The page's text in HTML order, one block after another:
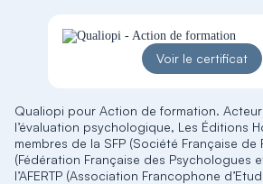
Voir le certificat
Qualiopi pour Action de formation.
l’évaluation psychologique, Les Éditions
membres de la SFP (Société Française de
(Fédération Française des Psychologues
l’AFERTP (Association Francophone